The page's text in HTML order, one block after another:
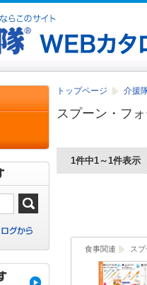
トップページ 介援
スプーン・フ
1件中1～1件表示
食事関連 ス